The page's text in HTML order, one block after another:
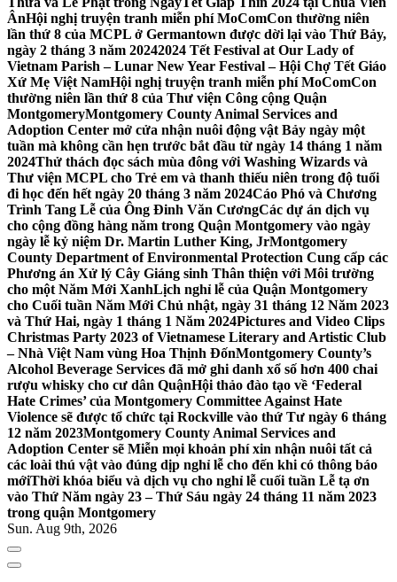
ÂnHội nghị truyện tranh miễn phí MoComCon thường niên
lần thứ 8 của MCPL ở Germantown được dời lại vào Thứ Bảy,
ngày 2 tháng 3 năm 20242024 Tết Festival at Our Lady of
Vietnam Parish – Lunar New Year Festival – Hội Chợ Tết Giáo
Xứ Mẹ Việt NamHội nghị truyện tranh miễn phí MoComCon
thường niên lần thứ 8 của Thư viện Công cộng Quận
MontgomeryMontgomery County Animal Services and
Adoption Center mở cửa nhận nuôi động vật Bảy ngày một
tuần mà không cần hẹn trước bắt đầu từ ngày 14 tháng 1 năm
2024Thử thách đọc sách mùa đông với Washing Wizards và
Thư viện MCPL cho Trẻ em và thanh thiếu niên trong độ tuổi
đi học đến hết ngày 20 tháng 3 năm 2024Cáo Phó và Chương
Trình Tang Lễ của Ông Đinh Văn CươngCác dự án dịch vụ
cho cộng đồng hàng năm trong Quận Montgomery vào ngày
ngày lễ kỷ niệm Dr. Martin Luther King, JrMontgomery
County Department of Environmental Protection Cung cấp các
Phương án Xử lý Cây Giáng sinh Thân thiện với Môi trường
cho một Năm Mới XanhLịch nghỉ lễ của Quận Montgomery
cho Cuối tuần Năm Mới Chủ nhật, ngày 31 tháng 12 Năm 2023
và Thứ Hai, ngày 1 tháng 1 Năm 2024Pictures and Video Clips
Christmas Party 2023 of Vietnamese Literary and Artistic Club
– Nhà Việt Nam vùng Hoa Thịnh ĐốnMontgomery County’s
Alcohol Beverage Services đã mở ghi danh xổ số hơn 400 chai
rượu whisky cho cư dân QuậnHội thảo đào tạo về ‘Federal
Hate Crimes’ của Montgomery Committee Against Hate
Violence sẽ được tổ chức tại Rockville vào thứ Tư ngày 6 tháng
12 năm 2023Montgomery County Animal Services and
Adoption Center sẽ Miễn mọi khoản phí xin nhận nuôi tất cả
các loài thú vật vào đúng dịp nghỉ lễ cho đến khi có thông báo
mớiThời khóa biểu và dịch vụ cho nghỉ lễ cuối tuần Lễ tạ ơn
vào Thứ Năm ngày 23 – Thứ Sáu ngày 24 tháng 11 năm 2023
trong quận Montgomery
Sun. Aug 9th, 2026